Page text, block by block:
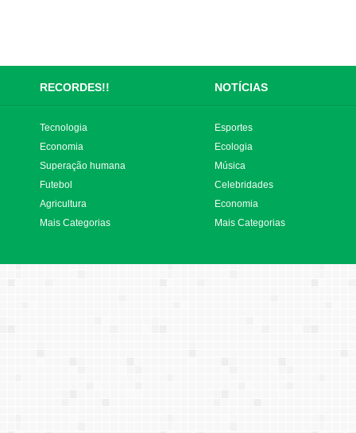
RECORDES!! NOTÍCIAS
Tecnologia
Economia
Superação humana
Futebol
Agricultura
Mais Categorias
Esportes
Ecologia
Música
Celebridades
Economia
Mais Categorias